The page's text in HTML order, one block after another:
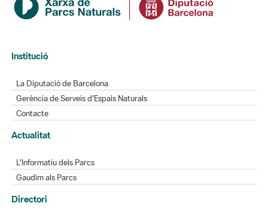
Institució
La Diputació de Barcelona
Gerència de Serveis d'Espais Naturals
Contacte
Actualitat
L'Informatiu dels Parcs
Gaudim als Parcs
Directori